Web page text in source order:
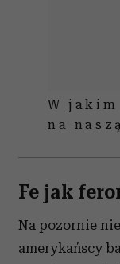
W
na
Fe jak
Na pozornie
amerykańscy